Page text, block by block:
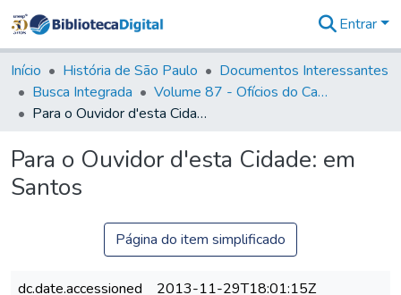
&
Coleções
Tudo na
Biblioteca
Estatísticas
Entrar
Início História de São Paulo
Documentos Interessantes
Busca Integrada
Volume 87 - Ofícios do Capitão General Antonio Manoel de Melo Castro e Mendonça (1797- 1801)
Para o Ouvidor d'esta Cidade: em Santos
Para o Ouvidor d'esta Cidade: em
Santos
Página do item simplificado
dc.date.accessioned
2013-11-29T18:01:15Z